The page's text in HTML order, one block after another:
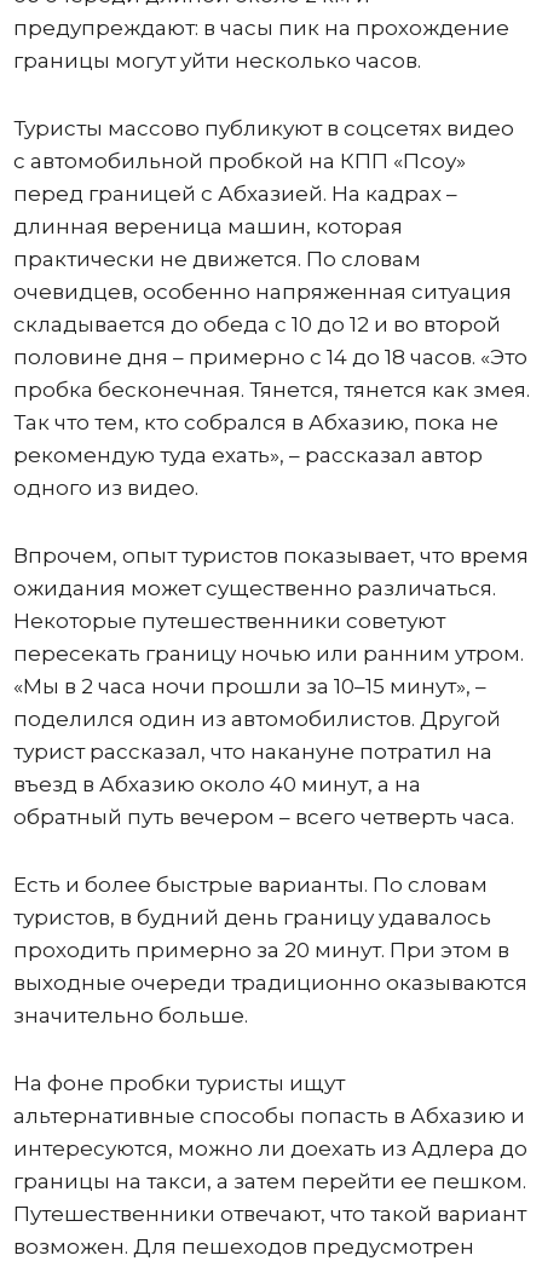
предупреждают: в часы пик на прохождение
границы могут уйти несколько часов.
Туристы массово публикуют в соцсетях видео
с автомобильной пробкой на КПП «Псоу»
перед границей с Абхазией. На кадрах –
длинная вереница машин, которая
практически не движется. По словам
очевидцев, особенно напряженная ситуация
складывается до обеда с 10 до 12 и во второй
половине дня – примерно с 14 до 18 часов. «Это
пробка бесконечная. Тянется, тянется как змея.
Так что тем, кто собрался в Абхазию, пока не
рекомендую туда ехать», – рассказал автор
одного из видео.
Впрочем, опыт туристов показывает, что время
ожидания может существенно различаться.
Некоторые путешественники советуют
пересекать границу ночью или ранним утром.
«Мы в 2 часа ночи прошли за 10–15 минут», –
поделился один из автомобилистов. Другой
турист рассказал, что накануне потратил на
въезд в Абхазию около 40 минут, а на
обратный путь вечером – всего четверть часа.
Есть и более быстрые варианты. По словам
туристов, в будний день границу удавалось
проходить примерно за 20 минут. При этом в
выходные очереди традиционно оказываются
значительно больше.
На фоне пробки туристы ищут
альтернативные способы попасть в Абхазию и
интересуются, можно ли доехать из Адлера до
границы на такси, а затем перейти ее пешком.
Путешественники отвечают, что такой вариант
возможен. Для пешеходов предусмотрен